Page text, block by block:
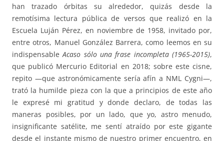
han trazado órbitas su alrededor, quizás desde la
remotísima lectura pública de versos que realizó en la
Escuela Luján Pérez, en noviembre de 1958, invitado por,
entre otros, Manuel González Barrera, como leemos en su
indispensableAcaso sólo una frase incompleta (1965-2015),
que publicó Mercurio Editorial en 2018; sobre este cisne,
repito —que astronómicamente sería afín a NML Cygni—,
trató la humilde pieza con la que a principios de este año
le expresé mi gratitud y donde declaro, de todas las
maneras posibles, por un lado, que yo, astro menudo,
insignificante satélite, me sentí atraído por este gigante
desde el instante mismo de nuestro primer encuentro, en